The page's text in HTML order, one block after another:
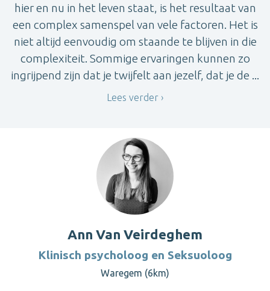
hier en nu in het leven staat, is het resultaat van
een complex samenspel van vele factoren. Het is
niet altijd eenvoudig om staande te blijven in die
complexiteit. Sommige ervaringen kunnen zo
ingrijpend zijn dat je twijfelt aan jezelf, dat je de ...
Lees verder
Ann Van Veirdeghem
Klinisch psycholoog en Seksuoloog
Waregem (6km)